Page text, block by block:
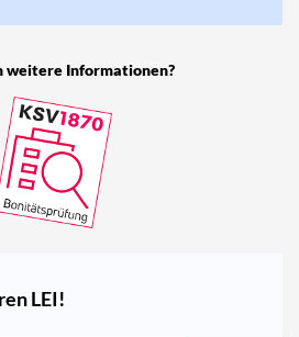
weitere Informationen?
LEI!